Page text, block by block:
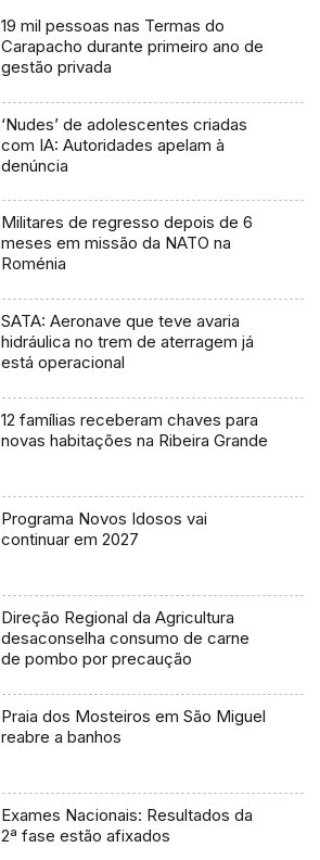
19 mil pessoas nas Termas do
Carapacho durante primeiro ano de
gestão privada
‘Nudes’ de adolescentes criadas
com IA: Autoridades apelam à
denúncia
Militares de regresso depois de 6
meses em missão da NATO na
Roménia
SATA: Aeronave que teve avaria
hidráulica no trem de aterragem já
está operacional
12 famílias receberam chaves para
novas habitações na Ribeira Grande
Programa Novos Idosos vai
continuar em 2027
Direção Regional da Agricultura
desaconselha consumo de carne
de pombo por precaução
Praia dos Mosteiros em São Miguel
reabre a banhos
Exames Nacionais: Resultados da
2ª fase estão afixados